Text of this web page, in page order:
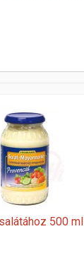
500 ml